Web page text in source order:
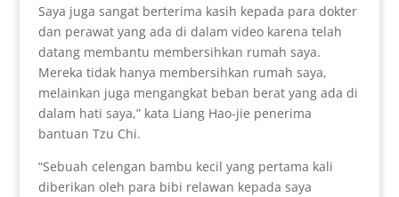
Saya juga sangat berterima kasih kepada para dokter
dan perawat yang ada di dalam video karena telah
datang membantu membersihkan rumah saya.
Mereka tidak hanya membersihkan rumah saya,
melainkan juga mengangkat beban berat yang ada di
dalam hati saya,” kata Liang Hao-jie penerima
bantuan Tzu Chi.
“Sebuah celengan bambu kecil yang pertama kali
diberikan oleh para bibi relawan kepada saya